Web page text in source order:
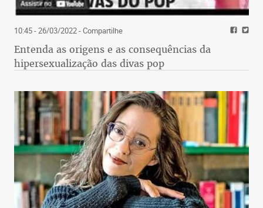
10:45 - 26/03/2022- Compartilhe
Entenda as origens e as consequências da
hipersexualização das divas pop